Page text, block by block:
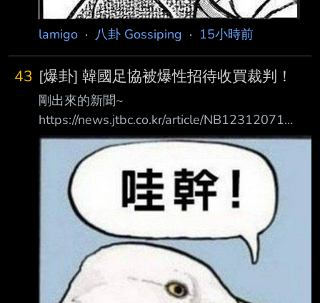
lamigo · 八卦 Gossiping · 15小時前
43 [爆卦] 韓國足協被爆性招待收買裁判！
剛出來的新聞~
https://news.jtbc.co.kr/article/NB12312071
Grok翻譯： 【獨家】足球協會取得「性招待」
文件…連世界盃、奧運裁判都有 主播： 現在要為
各位帶來的JTBC獨家報導，是14、15年前與大
韓足球協會有關的事件。這件事很 清楚顯示，
當時的足球協會到底有多腐敗。 大韓足球協會
在2011年和2012年國家代表隊比賽期間，曾經
對外國裁判進行性招待，相關 內容與付款明細
都記錄在文體部的審計報告裡，JTBC已經取得
這份報告。 報告指出，協會在比賽當天或前一